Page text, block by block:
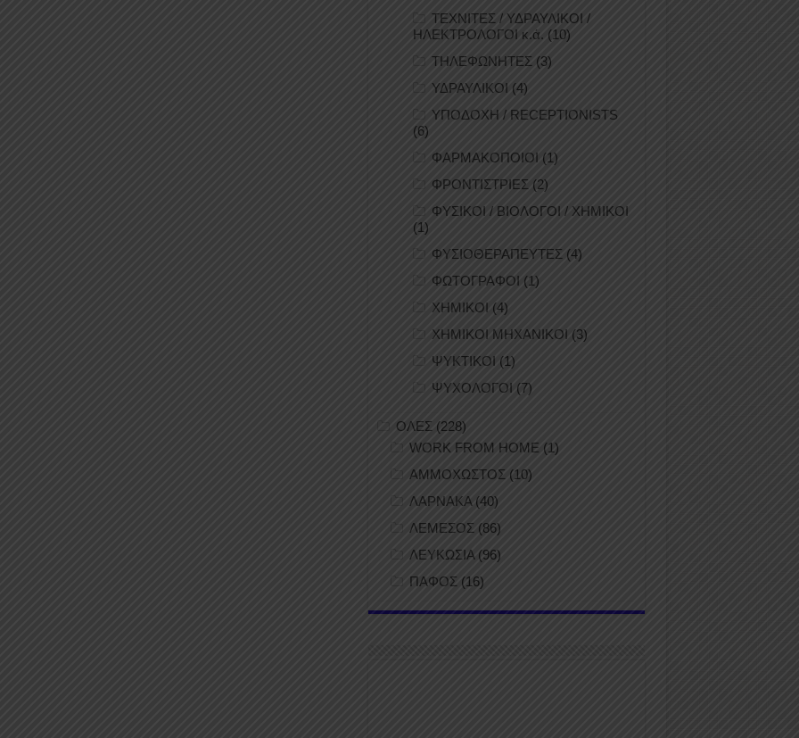
ΤΕΧΝΙΤΕΣ / ΥΔΡΑΥΛΙΚΟΙ /
ΗΛΕΚΤΡΟΛΟΓΟΙ κ.ά. (10)
ΤΗΛΕΦΩΝΗΤΕΣ (3)
ΥΔΡΑΥΛΙΚΟΙ (4)
ΥΠΟΔΟΧΗ / RECEPTIONISTS
(6)
ΦΑΡΜΑΚΟΠΟΙΟΙ (1)
ΦΡΟΝΤΙΣΤΡΙΕΣ (2)
ΦΥΣΙΚΟΙ / ΒΙΟΛΟΓΟΙ / ΧΗΜΙΚΟΙ
(1)
ΦΥΣΙΟΘΕΡΑΠΕΥΤΕΣ (4)
ΦΩΤΟΓΡΑΦΟΙ (1)
ΧΗΜΙΚΟΙ (4)
ΧΗΜΙΚΟΙ ΜΗΧΑΝΙΚΟΙ (3)
ΨΥΚΤΙΚΟΙ (1)
ΨΥΧΟΛΟΓΟΙ (7)
ΟΛΕΣ (228)
WORK FROM HOME (1)
ΑΜΜΟΧΩΣΤΟΣ (10)
ΛΑΡΝΑΚΑ (40)
ΛΕΜΕΣΟΣ (86)
ΛΕΥΚΩΣΙΑ(96)
ΠΑΦΟΣ (16)